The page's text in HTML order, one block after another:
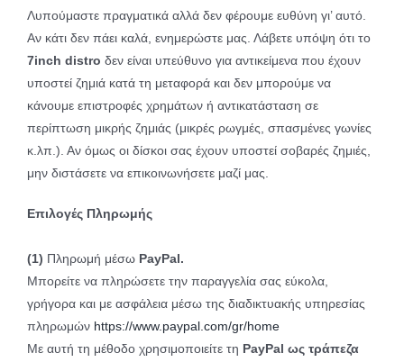
Λυπούμαστε πραγματικά αλλά δεν φέρουμε ευθύνη γι’ αυτό.
Αν κάτι δεν πάει καλά, ενημερώστε μας. Λάβετε υπόψη ότι το
7inch distro δεν είναι υπεύθυνo για αντικείμενα που έχουν
υποστεί ζημιά κατά τη μεταφορά και δεν μπορούμε να
κάνουμε επιστροφές χρημάτων ή αντικατάσταση σε
περίπτωση μικρής ζημιάς (μικρές ρωγμές, σπασμένες γωνίες
κ.λπ.). Αν όμως οι δίσκοι σας έχουν υποστεί σοβαρές ζημιές,
μην διστάσετε να επικοινωνήσετε μαζί μας.
Επιλογές Πληρωμής
(1) Πληρωμή μέσω PayPal.
Μπορείτε να πληρώσετε την παραγγελία σας εύκολα,
γρήγορα και με ασφάλεια μέσω της διαδικτυακής υπηρεσίας
πληρωμών https://www.paypal.com/gr/home
Με αυτή τη μέθοδο χρησιμοποιείτε τη PayPal ως τράπεζα